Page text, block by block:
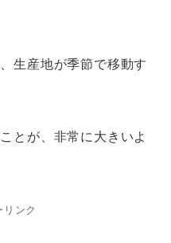
生産地が季節で移動す
とが、非常に大きいよ
リンク